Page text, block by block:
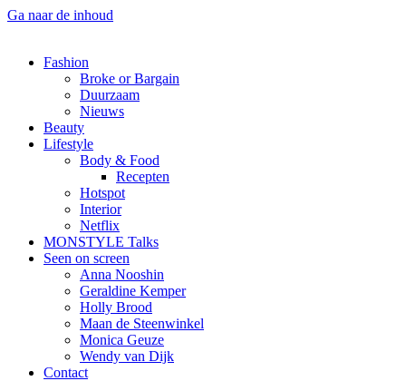
Ga naar de inhoud
Fashion
Broke or Bargain
Duurzaam
Nieuws
Beauty
Lifestyle
Body & Food
Recepten
Hotspot
Interior
Netflix
MONSTYLE Talks
Seen on screen
Anna Nooshin
Geraldine Kemper
Holly Brood
Maan de Steenwinkel
Monica Geuze
Wendy van Dijk
Contact